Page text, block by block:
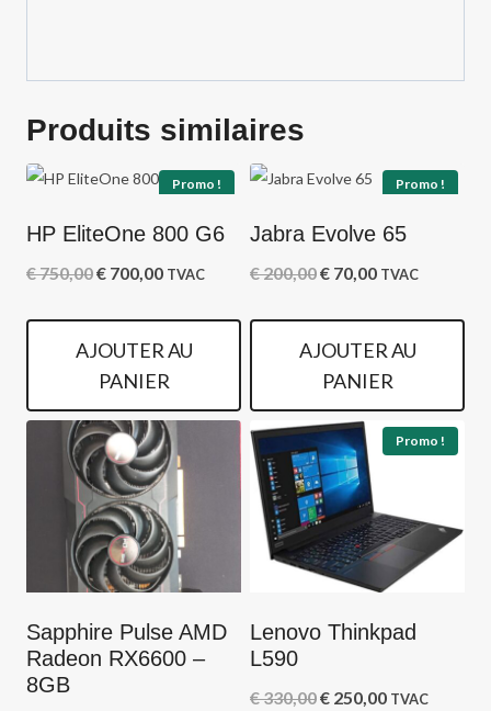
Produits similaires
Promo !
HP EliteOne 800 G6
€750,00Le
initial
était :
€ 750,00.
€ 700,00Le
actuel
est :
€ 700,00.
TVAC
AJOUTER AU
PANIER
Promo !
Jabra Evolve 65
€200,00Le
initial
était :
€ 200,00.
€ 70,00Le
actuel
est :
€ 70,00.
TVAC
AJOUTER AU
PANIER
Sapphire Pulse AMD
Radeon RX6600 –
8GB
Promo !
Lenovo Thinkpad
L590
€330,00Le
€ 250,00Le
TVAC